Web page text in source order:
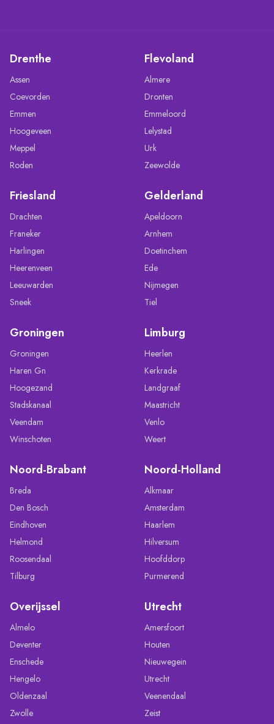
Drenthe
Assen
Coevorden
Emmen
Hoogeveen
Meppel
Roden
Flevoland
Almere
Dronten
Emmeloord
Lelystad
Urk
Zeewolde
Friesland
Drachten
Franeker
Harlingen
Heerenveen
Leeuwarden
Sneek
Gelderland
Apeldoorn
Arnhem
Doetinchem
Ede
Nijmegen
Tiel
Groningen
Groningen
Haren Gn
Hoogezand
Stadskanaal
Veendam
Winschoten
Limburg
Heerlen
Kerkrade
Landgraaf
Maastricht
Venlo
Weert
Noord-Brabant
Breda
Den Bosch
Eindhoven
Helmond
Roosendaal
Tilburg
Noord-Holland
Alkmaar
Amsterdam
Haarlem
Hilversum
Hoofddorp
Purmerend
Overijssel
Almelo
Deventer
Enschede
Hengelo
Oldenzaal
Zwolle
Utrecht
Amersfoort
Houten
Nieuwegein
Utrecht
Veenendaal
Zeist